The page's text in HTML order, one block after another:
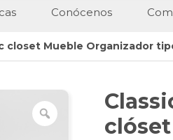
Conócenos
closet Mueble Organizador